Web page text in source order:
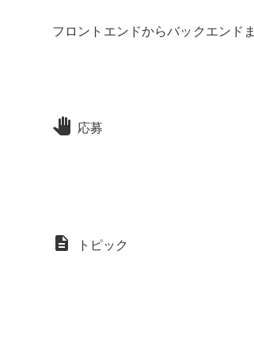
フロントエンドからバックエンド
応募
トピック